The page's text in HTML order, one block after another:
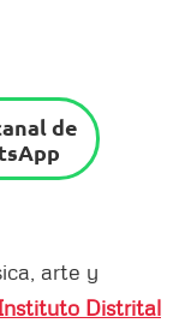
de
arte y
Distrital